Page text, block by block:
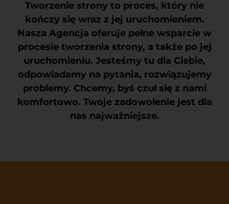
Tworzenie strony to proces, który nie
kończy się wraz z jej uruchomieniem.
Nasza Agencja oferuje pełne wsparcie w
procesie tworzenia strony, a także po jej
uruchomieniu. Jesteśmy tu dla Ciebie,
odpowiadamy na pytania, rozwiązujemy
problemy. Chcemy, byś czuł się z nami
komfortowo. Twoje zadowolenie jest dla
nas najważniejsze.